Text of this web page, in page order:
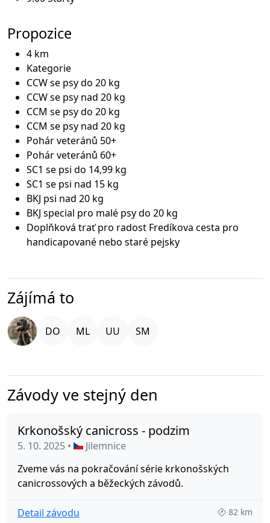
Propozice
4 km
Kategorie
CCW se psy do 20 kg
CCW se psy nad 20 kg
CCM se psy do 20 kg
CCM se psy nad 20 kg
Pohár veteránů 50+
Pohár veteránů 60+
SC1 se psi do 14,99 kg
SC1 se psi nad 15 kg
BKJ psi nad 20 kg
BKJ special pro malé psy do 20 kg
Doplňková trať pro radost Fredíkova cesta pro
handicapované nebo staré pejsky
Zájímá to
Závody ve stejný den
Krkonošský canicross - podzim
5. 10. 2025 •
Jilemnice
Zveme vás na pokračování série krkonošských
canicrossových a běžeckých závodů.
Detail závodu 82 km